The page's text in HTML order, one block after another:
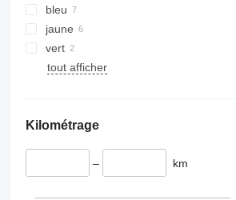
bleu
jaune
vert
tout afficher
Kilométrage
– km